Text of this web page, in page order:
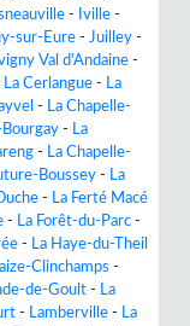
- Iville -
sur-Eure - Juilley -
Val d'Andaine -
La Cerlangue - La
- La Chapelle-
Bourgay - La
- La Chapelle-
Boussey - La
- La Ferté Macé
- La Forêt-du-Parc -
- La Haye-du-Theil
Clinchamps -
de-Goult - La
- Lamberville - La